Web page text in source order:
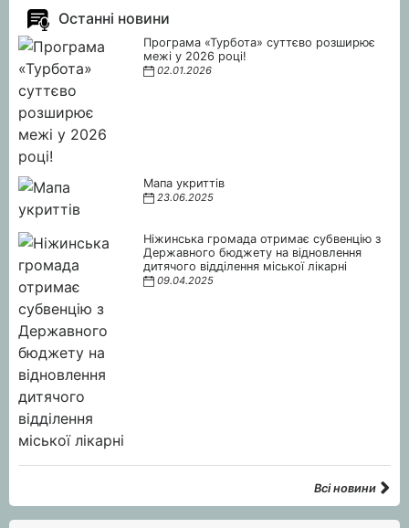
Останні новини
Програма «Турбота» суттєво розширює
межі у 2026 році!
02.01.2026
Мапа укриттів
23.06.2025
Ніжинська громада отримає субвенцію з
Державного бюджету на відновлення
дитячого відділення міської лікарні
09.04.2025
Всі новини